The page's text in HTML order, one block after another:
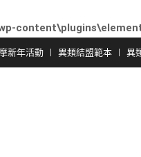
新年活動 異類結盟範本 異